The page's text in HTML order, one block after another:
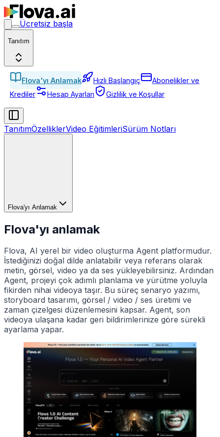
Ücretsiz başla
Tanıtım
Flova'yı Anlamak Hızlı Başlangıç
Abonelikler ve
Krediler
Hesap Ayarları Gizlilik ve Koşullar
TanıtımÖzelliklerVideo EğitimleriSürüm Notları
Flova'yı Anlamak
Flova'yı anlamak
Flova, AI yerel bir video oluşturma Agent platformudur.
İstediğinizi doğal dilde anlatabilir veya referans olarak
metin, görsel, video ya da ses yükleyebilirsiniz. Ardından
Agent, projeyi çok adımlı planlama ve yürütme yoluyla
fikirden nihai videoya taşır. Bu süreç senaryo yazımı,
storyboard tasarımı, görsel / video / ses üretimi ve
zaman çizelgesi düzenlemesini kapsar. Agent, son
videoya ulaşana kadar geri bildirimlerinize göre sürekli
ayarlama yapar.